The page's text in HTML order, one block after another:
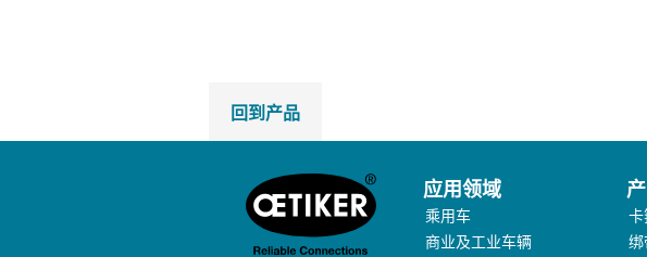
回到产品
应用领域
乘用车
商业及工业车辆
绑